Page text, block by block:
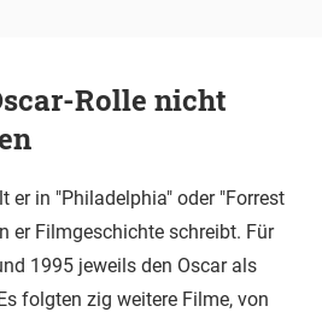
Rolle nicht
er in "Philadelphia" oder "Forrest
er Filmgeschichte schreibt. Für
1995 jeweils den Oscar als
folgten zig weitere Filme, von